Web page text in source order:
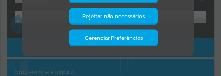
Por favor, aguarde...
OU
Cadastre-se|Recuperar Senha
ACESSAR SEM LOGIN
NOTA FISCAL ELETRÔNICA
Rejeitar não necessários
Gerenciar Preferências
Isto significa que diversos recursos
providenciados poderão não estar